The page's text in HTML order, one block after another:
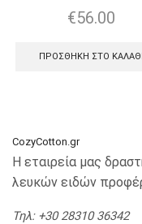
€56.00
ΠΡΟΣΘΉΚΗ ΣΤΟ ΚΑΛΆΘΙ
CozyCotton.gr
Η εταιρεία μας
λευκών ειδών
Τηλ: +30 28310 36342